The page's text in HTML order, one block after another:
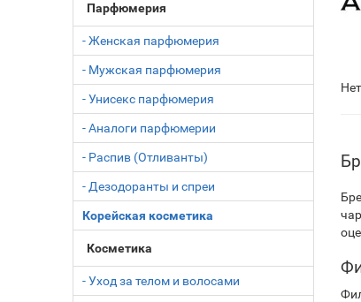
Парфюмерия
- Женская парфюмерия
- Мужская парфюмерия
- Унисекс парфюмерия
- Аналоги парфюмерии
- Распив (Отливанты)
- Дезодоранты и спреи
Корейская косметика
Косметика
- Уход за телом и волосами